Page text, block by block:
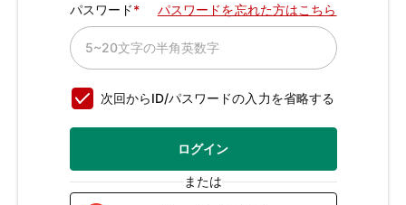
パスワード パスワードを忘れた方はこちら
次回からID/パスワードの入力を省略する
ログイン
または